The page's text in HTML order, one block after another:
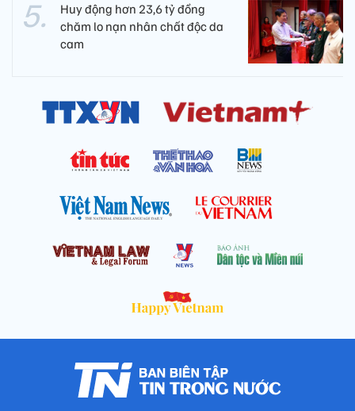
Huy động hơn 23,6 tỷ đồng
chăm lo nạn nhân chất độc da
cam